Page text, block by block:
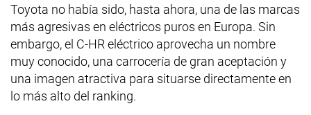
Toyota no había sido, hasta ahora, una de las marcas
más agresivas en eléctricos puros en Europa. Sin
embargo, el C-HR eléctrico aprovecha un nombre
muy conocido, una carrocería de gran aceptación y
una imagen atractiva para situarse directamente en
lo más alto del ranking.